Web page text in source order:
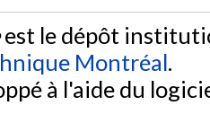
est le dépôt
Montréal.
à l'aide du